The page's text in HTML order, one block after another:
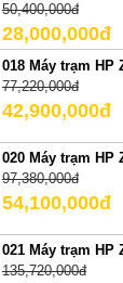
50,400,000đ
28,000,000đ
018 Máy trạm HP
77,220,000đ
42,900,000đ
020 Máy trạm HP
97,380,000đ
54,100,000đ
021 Máy trạm HP
135,720,000đ